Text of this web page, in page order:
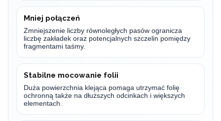
Mniej połączeń
Zmniejszenie liczby równoległych pasów ogranicza
liczbę zakładek oraz potencjalnych szczelin pomiędzy
fragmentami taśmy.
Stabilne mocowanie folii
Duża powierzchnia klejąca pomaga utrzymać folię
ochronną także na dłuższych odcinkach i większych
elementach.